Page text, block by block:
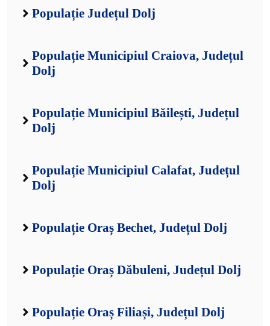
Populație Județul Dolj
Populație Municipiul Craiova, Județul
Dolj
Populație Municipiul Băilești, Județul
Dolj
Populație Municipiul Calafat, Județul
Dolj
Populație Oraș Bechet, Județul Dolj
Populație Oraș Dăbuleni, Județul Dolj
Populație Oraș Filiași, Județul Dolj